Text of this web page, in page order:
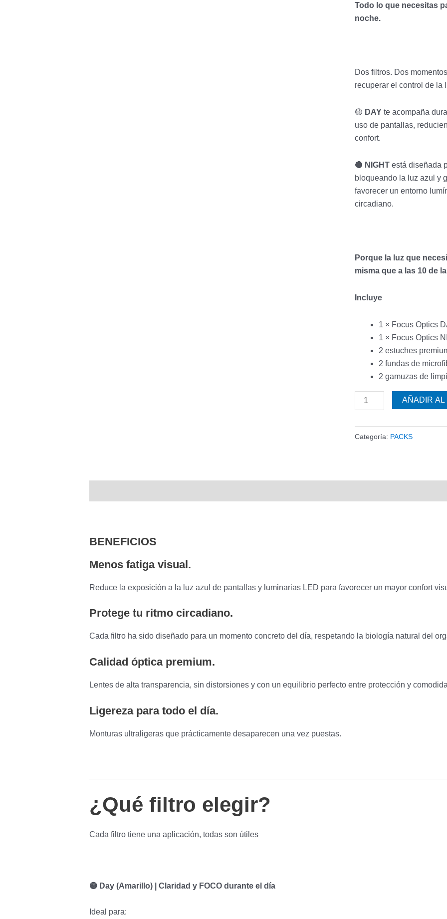
Todo lo que necesitas
noche.
Dos filtros. Dos
recuperar el control de la
🟡 DAY te acompaña
uso de pantallas,
confort.
🔴 NIGHT está diseñada
bloqueando la luz azul y
favorecer un entorno
circadiano.
Porque la luz que
misma que a las 10 de
Incluye
1 × Focus Optics
1 × Focus Optics
2 estuches
2 fundas de
2 gamuzas de
AÑADIR AL
Categoría: PACKS
BENEFICIOS
Menos fatiga visual.
Reduce la exposición a la luz azul de pantallas y luminarias LED para favorecer un mayor confort
Protege tu ritmo circadiano.
Cada filtro ha sido diseñado para un momento concreto del día, respetando la biología natural del
Calidad óptica premium.
Lentes de alta transparencia, sin distorsiones y con un equilibrio perfecto entre protección y
Ligereza para todo el día.
Monturas ultraligeras que prácticamente desaparecen una vez puestas.
¿Qué filtro elegir?
Cada filtro tiene una aplicación, todas son útiles
🟡 Day (Amarillo) | Claridad y FOCO durante el día
Ideal para: